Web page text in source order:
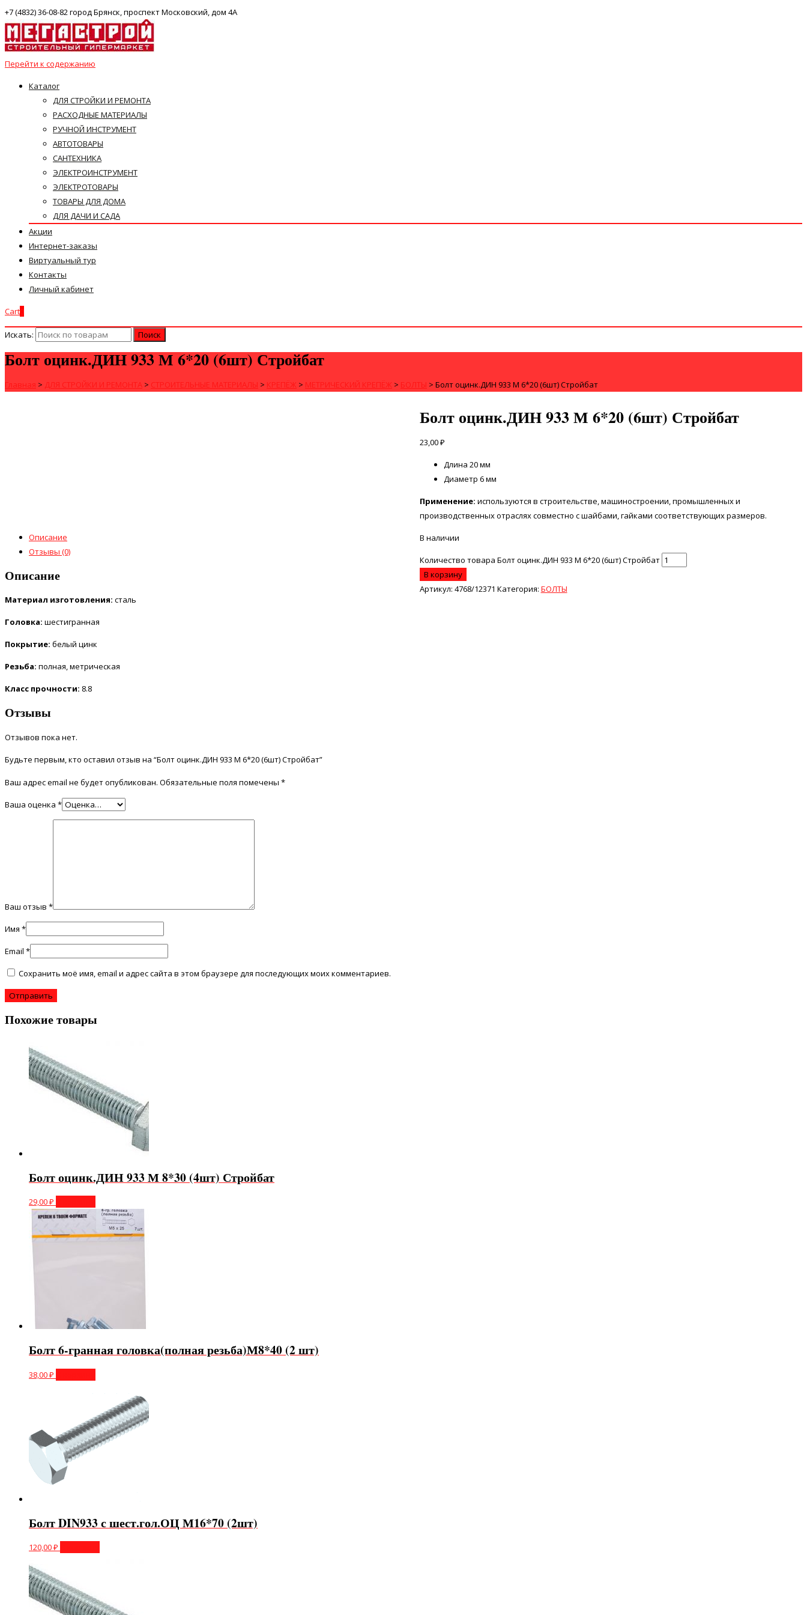
+7 (4832) 36-08-82 город Брянск, проспект Московский, дом 4А
Перейти к содержанию
Каталог
ДЛЯ СТРОЙКИ И РЕМОНТА
РАСХОДНЫЕ МАТЕРИАЛЫ
РУЧНОЙ ИНСТРУМЕНТ
АВТОТОВАРЫ
САНТЕХНИКА
ЭЛЕКТРОИНСТРУМЕНТ
ЭЛЕКТРОТОВАРЫ
ТОВАРЫ ДЛЯ ДОМА
ДЛЯ ДАЧИ И САДА
Акции
Интернет-заказы
Виртуальный тур
Контакты
Личный кабинет
Cart
Искать:
Болт оцинк.ДИН 933 М 6*20 (6шт) Стройбат
Главная > ДЛЯ СТРОЙКИ И РЕМОНТА > СТРОИТЕЛЬНЫЕ МАТЕРИАЛЫ > КРЕПЁЖ > МЕТРИЧЕСКИЙ КРЕПЁЖ > БОЛТЫ > Болт оцинк.ДИН 933 М 6*20 (6шт) Стройбат
Болт оцинк.ДИН 933 М 6*20 (6шт) Стройбат
23,00₽
Длина 20 мм
Диаметр 6 мм
Применение: используются в строительстве, машиностроении, промышленных и
производственных отраслях совместно с шайбами, гайками соответствующих размеров.
В наличии
Количество товара Болт оцинк.ДИН 933 М 6*20 (6шт) Стройбат
В корзину
Артикул: 4768/12371 Категория: БОЛТЫ
Описание
Отзывы (0)
Описание
Материал изготовления: сталь
Головка: шестигранная
Покрытие: белый цинк
Резьба: полная, метрическая
Класс прочности: 8.8
Отзывы
Отзывов пока нет.
Будьте первым, кто оставил отзыв на “Болт оцинк.ДИН 933 М 6*20 (6шт) Стройбат”
Ваш адрес email не будет опубликован. Обязательные поля помечены *
Ваша оценка *
Ваш отзыв *
Имя *
Email *
Сохранить моё имя, email и адрес сайта в этом браузере для последующих моих комментариев.
Похожие товары
Болт оцинк.ДИН 933 М 8*30 (4шт) Стройбат
29,00₽
Болт 6-гранная головка(полная резьба)М8*40 (2 шт)
38,00₽
Болт DIN933 с шест.гол.ОЦ М16*70 (2шт)
120,00₽